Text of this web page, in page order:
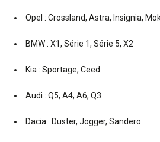
Opel : Crossland, Astra, Insignia,
BMW : X1, Série 1, Série 5, X2
Kia : Sportage, Ceed
Audi : Q5, A4, A6, Q3
Dacia : Duster, Jogger, Sandero